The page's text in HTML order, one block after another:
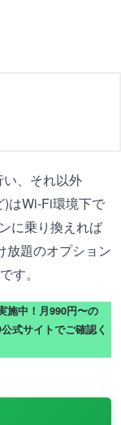
、それ以外
)はWi-Fi環境下で
に乗り換えれば
放題のオプション
す。
施中！月990円〜の
式サイトでご確認く